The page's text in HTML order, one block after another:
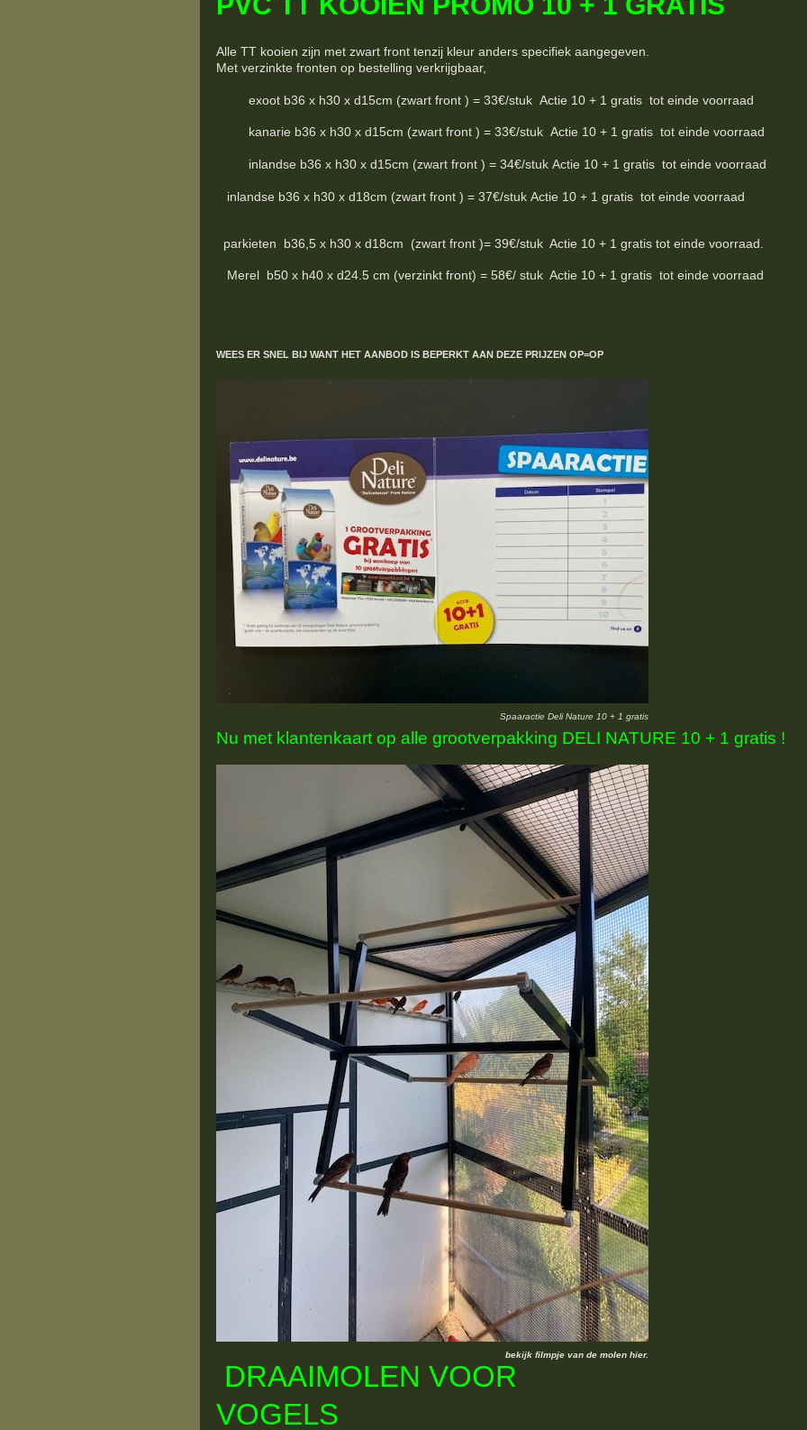
Alle TT kooien zijn met zwart front tenzij kleur anders specifiek aangegeven.
Met verzinkte fronten op bestelling verkrijgbaar,
exoot b36 x h30 x d15cm (zwart front ) = 33€/stuk Actie 10 + 1 gratis tot einde voorraad
kanarie b36 x h30 x d15cm (zwart front ) = 33€/stuk Actie 10 + 1 gratis tot einde voorraad
inlandse b36 x h30 x d15cm (zwart front ) = 34€/stuk Actie 10 + 1 gratis tot einde voorraad
inlandse b36 x h30 x d18cm (zwart front ) = 37€/stuk Actie 10 + 1 gratis tot einde voorraad
parkieten b36,5 x h30 x d18cm (zwart front )= 39€/stuk Actie 10 + 1 gratis tot einde voorraad.
Merel b50 x h40 x d24.5 cm (verzinkt front) = 58€/ stuk Actie 10 + 1 gratis tot einde voorraad
WEES ER SNEL BIJ WANT HET AANBOD IS BEPERKT AAN DEZE PRIJZEN OP=OP
Spaaractie Deli Nature 10 + 1 gratis
Nu met klantenkaart op alle grootverpakking DELI NATURE 10 + 1 gratis !
bekijk filmpje van de molen hier.
DRAAIMOLEN VOOR
VOGELS